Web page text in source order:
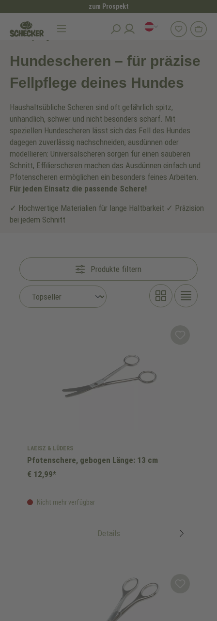
zum Prospekt
Hundepflege
Hundescheren – für präzise
Fellpflege deines Hundes
Haushaltsübliche Scheren sind oft gefährlich spitz,
unhandlich, schwer und nicht besonders scharf. Mit
speziellen Hundescheren lässt sich das Fell des Hundes
dagegen zuverlässig nachschneiden, ausdünnen oder
modellieren: Universalscheren sorgen für einen sauberen
Schnitt, Effilierscheren machen das Ausdünnen einfach und
Pfotenscheren ermöglichen ein besonders feines Arbeiten.
Für jeden Einsatz die passende Schere!
✓ Hochwertige Materialien für lange Haltbarkeit ✓ Präzision
bei jedem Schnitt
Produkte filtern
LAEISZ & LÜDERS
Pfotenschere, gebogen Länge: 13 cm
Nicht mehr verfügbar
€ 12,99*
Details